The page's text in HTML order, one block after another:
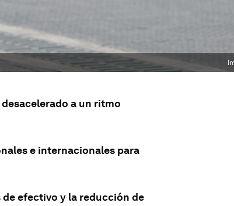
a un ritmo
e internacionales para
efectivo y la reducción de